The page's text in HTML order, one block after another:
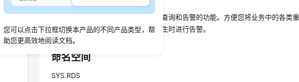
您可以点击下拉框切换本产品的不同产品类型，帮
助您更高效地阅读文档。
事件监控提供了事件类型数据上报、查询和告警的功能。方便您将业务中的各类
事件收集到云监控服务，并在事件发生时进行告警。
命名空间
SYS.RDS